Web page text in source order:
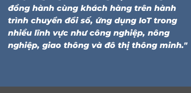
đồng hành cùng khách hàng trên hành
trình chuyển đổi số, ứng dụng IoT trong
nhiều lĩnh vực như công nghiệp, nông
nghiệp, giao thông và đô thị thông minh."